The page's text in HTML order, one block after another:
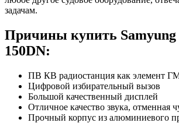
задачам.
Причины купить Samyung
150DN:
ПВ КВ радиостанция как элемент
Цифровой избирательный вызов
Большой качественный дисплей
Отличное качество звука, отменная
Прочный корпус из алюминиевого